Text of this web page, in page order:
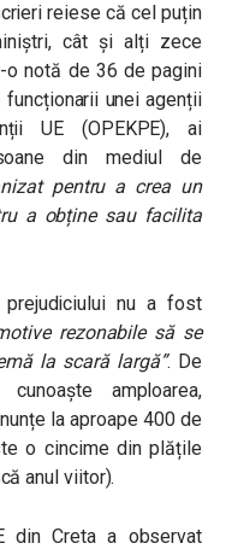
reiese că cel puțin
cât și alți zece
o notă de 36 de pagini
unei agenții
UE (OPEKPE), ai
din mediul de
pentru a crea un
a obține sau facilita
prejudiciului nu a fost
rezonabile să se
la scară largă”. De
amploarea,
la aproape 400 de
o cincime din plățile
anul viitor).
din Creta a observat